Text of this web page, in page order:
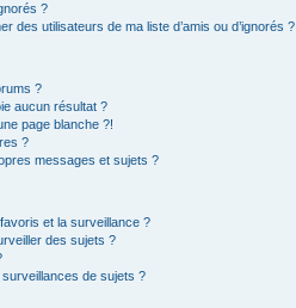
?
des utilisateurs de ma liste d’amis ou d’ignorés ?
?
aucun résultat ?
page blanche ?!
?
messages et sujets ?
et la surveillance ?
des sujets ?
de sujets ?